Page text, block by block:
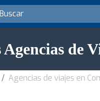
Agencias de
Agencias de viajes en